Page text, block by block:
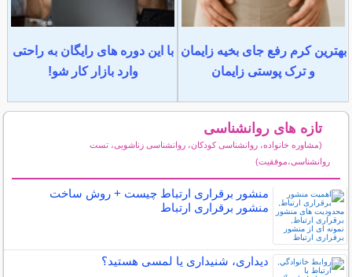
بهترین کرم رفع جای بخیه زایمان
و ترک پوستی زایمان
با این دوره های رایگان به راحتی
وارد بازار کار شو!
تازه های روانشناسی
(مشاوره خانواده، روانشناسی کودکان، روانشناسی زناشویی، تست
روانشناسی،موفقیت)
منشور برقراری ارتباط چیست + روش ساخت
منشور برقراری ارتباط
دیداری، شنیداری یا لمسی هستید؟